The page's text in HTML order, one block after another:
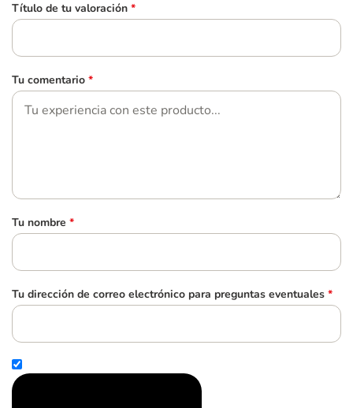
Título de tu valoración *
Tu comentario *
Tu nombre *
Tu dirección de correo electrónico para preguntas eventuales *